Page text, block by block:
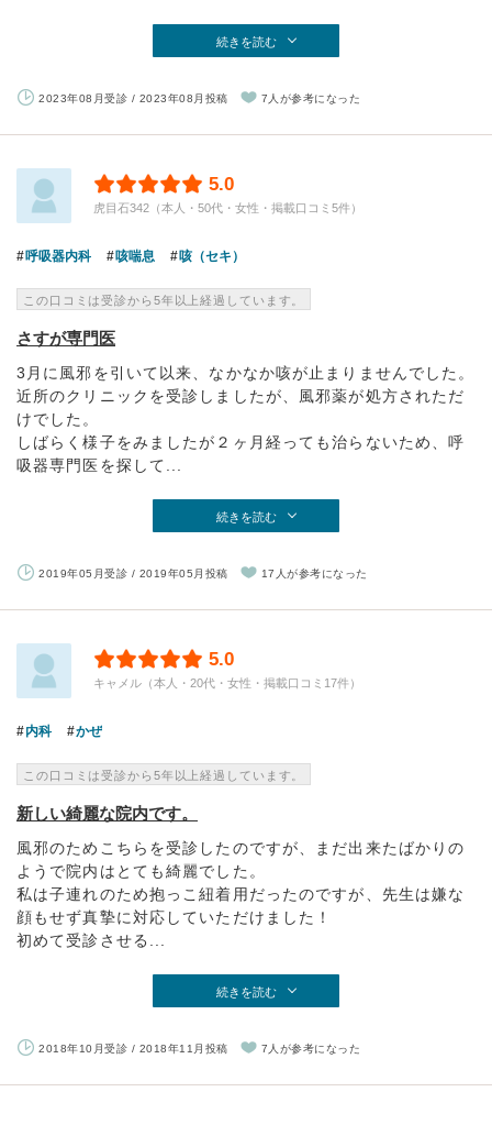
続きを読む
2023年08月受診 / 2023年08月投稿 7人が参考になった
5.0
虎目石342（本人・50代・女性・掲載口コミ5件）
呼吸器内科 咳喘息 咳（セキ）
この口コミは受診から5年以上経過しています。
さすが専門医
3月に風邪を引いて以来、なかなか咳が止まりませんでした。
近所のクリニックを受診しましたが、風邪薬が処方されただ
けでした。
しばらく様子をみましたが２ヶ月経っても治らないため、呼
吸器専門医を探して...
続きを読む
2019年05月受診 / 2019年05月投稿 17人が参考になった
5.0
キャメル（本人・20代・女性・掲載口コミ17件）
内科 かぜ
この口コミは受診から5年以上経過しています。
新しい綺麗な院内です。
風邪のためこちらを受診したのですが、まだ出来たばかりの
ようで院内はとても綺麗でした。
私は子連れのため抱っこ紐着用だったのですが、先生は嫌な
顔もせず真摯に対応していただけました！
初めて受診させる...
続きを読む
2018年10月受診 / 2018年11月投稿 7人が参考になった